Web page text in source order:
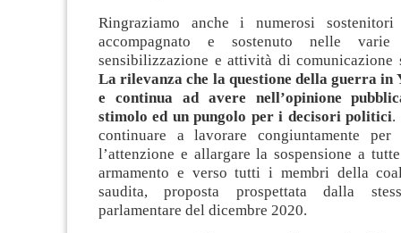
Ringraziamo anche i numerosi
accompagnato e sostenuto nelle varie
sensibilizzazione e attività di comunicazione
La rilevanza che la questione della guerra in
e continua ad avere nell’opinione
stimolo ed un pungolo per i decisori politici.
continuare a lavorare congiuntamente per
l’attenzione e allargare la sospensione a
armamento e verso tutti i membri della
saudita, proposta prospettata dalla
parlamentare del dicembre 2020.